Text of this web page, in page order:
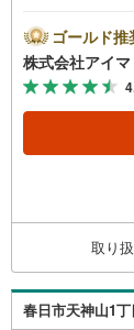
画」
す。
のロ
関と
金利
最適
いて
いた
大歓
いま
い探
せくだ
ゴールド推
株式会社アイマ
取り
春日市天神山1丁